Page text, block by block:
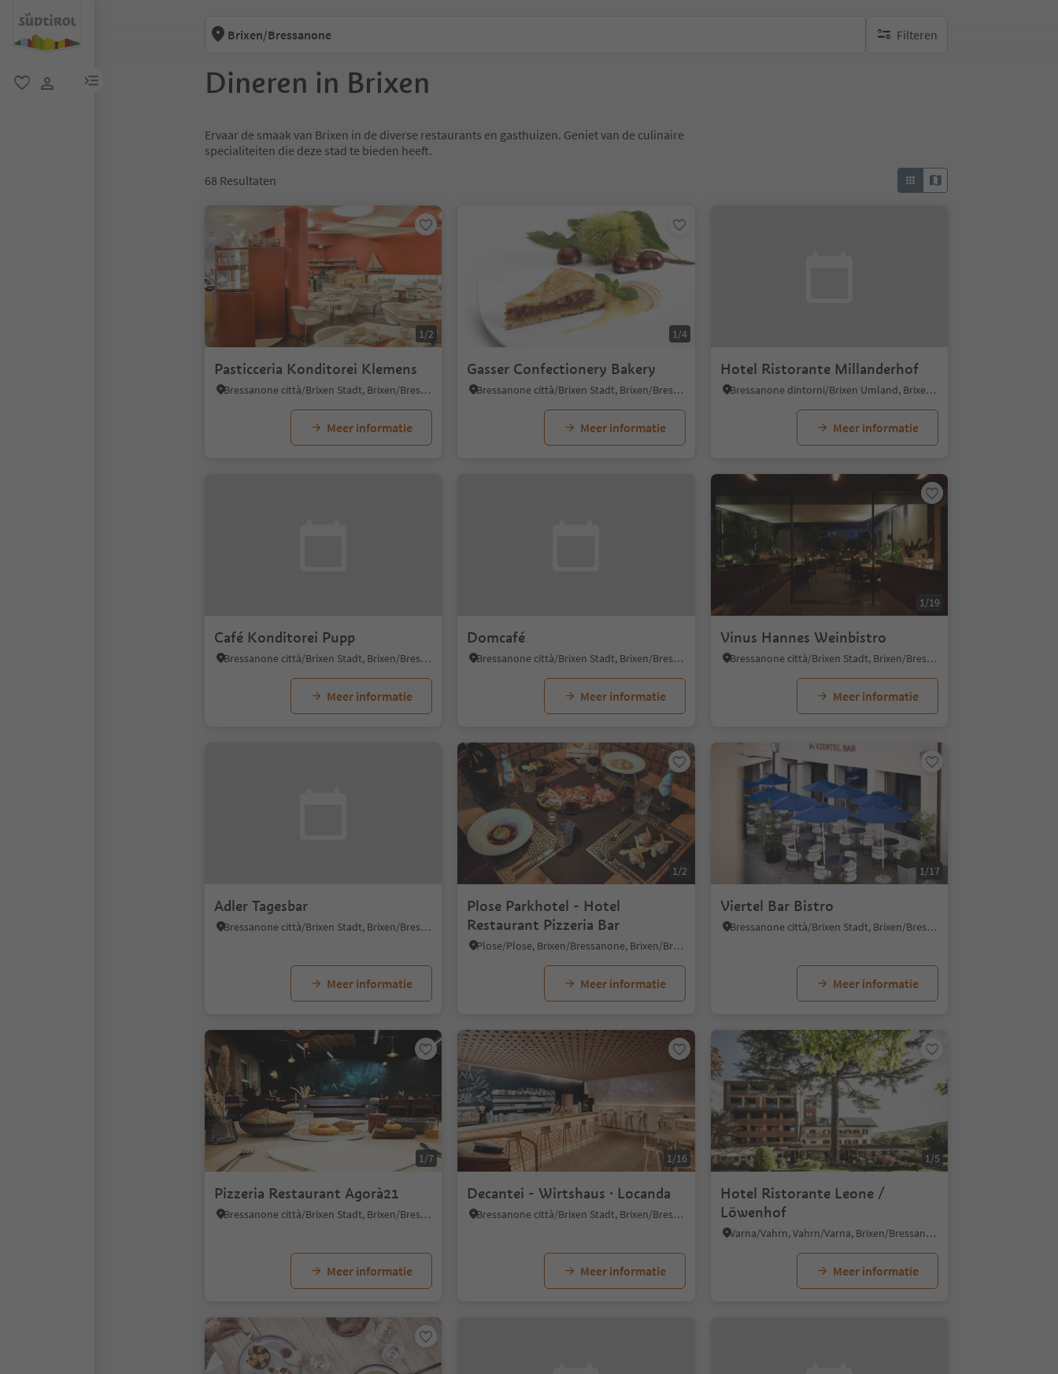
menulink
Brixen/Bressanone Filteren
geen actieve filters
Dineren in Brixen
Ervaar de smaak van Brixen in de diverse restaurants en gasthuizen. Geniet van de culinaire
specialiteiten die deze stad te bieden heeft.
68 Resultaten
1/2
Pasticceria Konditorei Klemens
Bressanone città/Brixen Stadt, Brixen/Bressanone, Brixen/Bressanone and environs
Meer informatie
1/4
Gasser Confectionery Bakery
Bressanone città/Brixen Stadt, Brixen/Bressanone, Brixen/Bressanone and environs
Meer informatie
Hotel Ristorante Millanderhof
Bressanone dintorni/Brixen Umland, Brixen/Bressanone, Brixen/Bressanone and environs
Meer informatie
Café Konditorei Pupp
Bressanone città/Brixen Stadt, Brixen/Bressanone, Brixen/Bressanone and environs
Meer informatie
Domcafé
Bressanone città/Brixen Stadt, Brixen/Bressanone, Brixen/Bressanone and environs
Meer informatie
1/19
Vinus Hannes Weinbistro
Bressanone città/Brixen Stadt, Brixen/Bressanone, Brixen/Bressanone and environs
Meer informatie
Adler Tagesbar
Bressanone città/Brixen Stadt, Brixen/Bressanone, Brixen/Bressanone and environs
Meer informatie
1/2
Plose Parkhotel - Hotel
Restaurant Pizzeria Bar
Plose/Plose, Brixen/Bressanone, Brixen/Bressanone and environs
Meer informatie
1/17
Viertel Bar Bistro
Bressanone città/Brixen Stadt, Brixen/Bressanone, Brixen/Bressanone and environs
Meer informatie
1/7
Pizzeria Restaurant Agorà21
Bressanone città/Brixen Stadt, Brixen/Bressanone, Brixen/Bressanone and environs
Meer informatie
1/16
Decantei - Wirtshaus · Locanda
Bressanone città/Brixen Stadt, Brixen/Bressanone, Brixen/Bressanone and environs
Meer informatie
1/5
Hotel Ristorante Leone /
Löwenhof
Varna/Vahrn, Vahrn/Varna, Brixen/Bressanone and environs
Meer informatie